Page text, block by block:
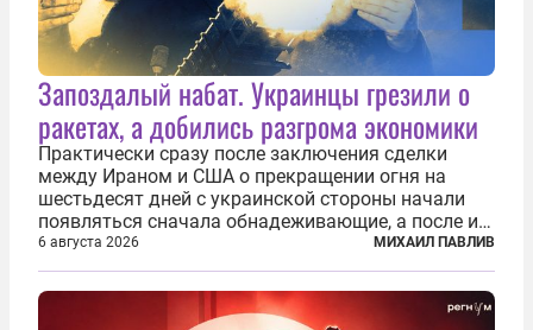
Запоздалый набат. Украинцы грезили о
ракетах, а добились разгрома экономики
Практически сразу после заключения сделки
между Ираном и США о прекращении огня на
шестьдесят дней с украинской стороны начали
появляться сначала обнадеживающие, а после и
вовсе бравурные заявления про некий «перелом»
в войне. Вероятно, в сознании первых лиц
киевского режима и стоящих за ними...
6 августа 2026 МИХАИЛ ПАВЛИВ